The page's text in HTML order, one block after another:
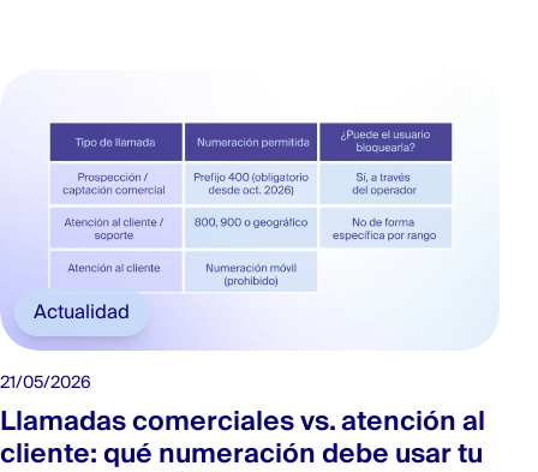
Actualidad
21/05/2026
Llamadas comerciales vs. atención al
cliente: qué numeración debe usar tu